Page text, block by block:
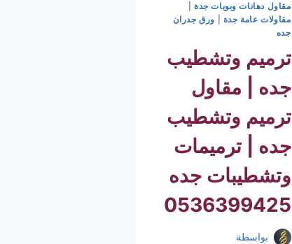
مقاول دهانات وبويات جدة
مقاولات عامة جدة
ورق جدران
جده
ترميم وتشطيب
جده | مقاول
ترميم وتشطيب
جده | ترميمات
وتشطيبات جده
0536399425
بواسطة